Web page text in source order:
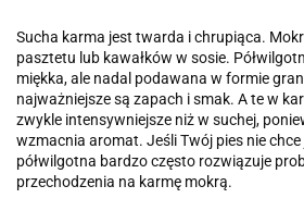
Sucha karma jest twarda i chrupiąca.
pasztetu lub kawałków w sosie.
miękka, ale nadal podawana w formie
najważniejsze są zapach i smak. A te w
zwykle intensywniejsze niż w suchej,
wzmacnia aromat. Jeśli Twój pies nie chce
półwilgotna bardzo często rozwiązuje
przechodzenia na karmę mokrą.